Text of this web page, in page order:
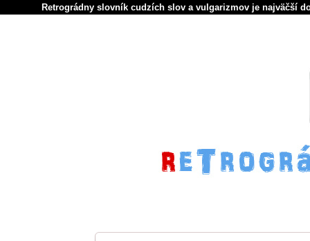
Retrográdny slovník cudzích slov a vulgarizmov je najväčší